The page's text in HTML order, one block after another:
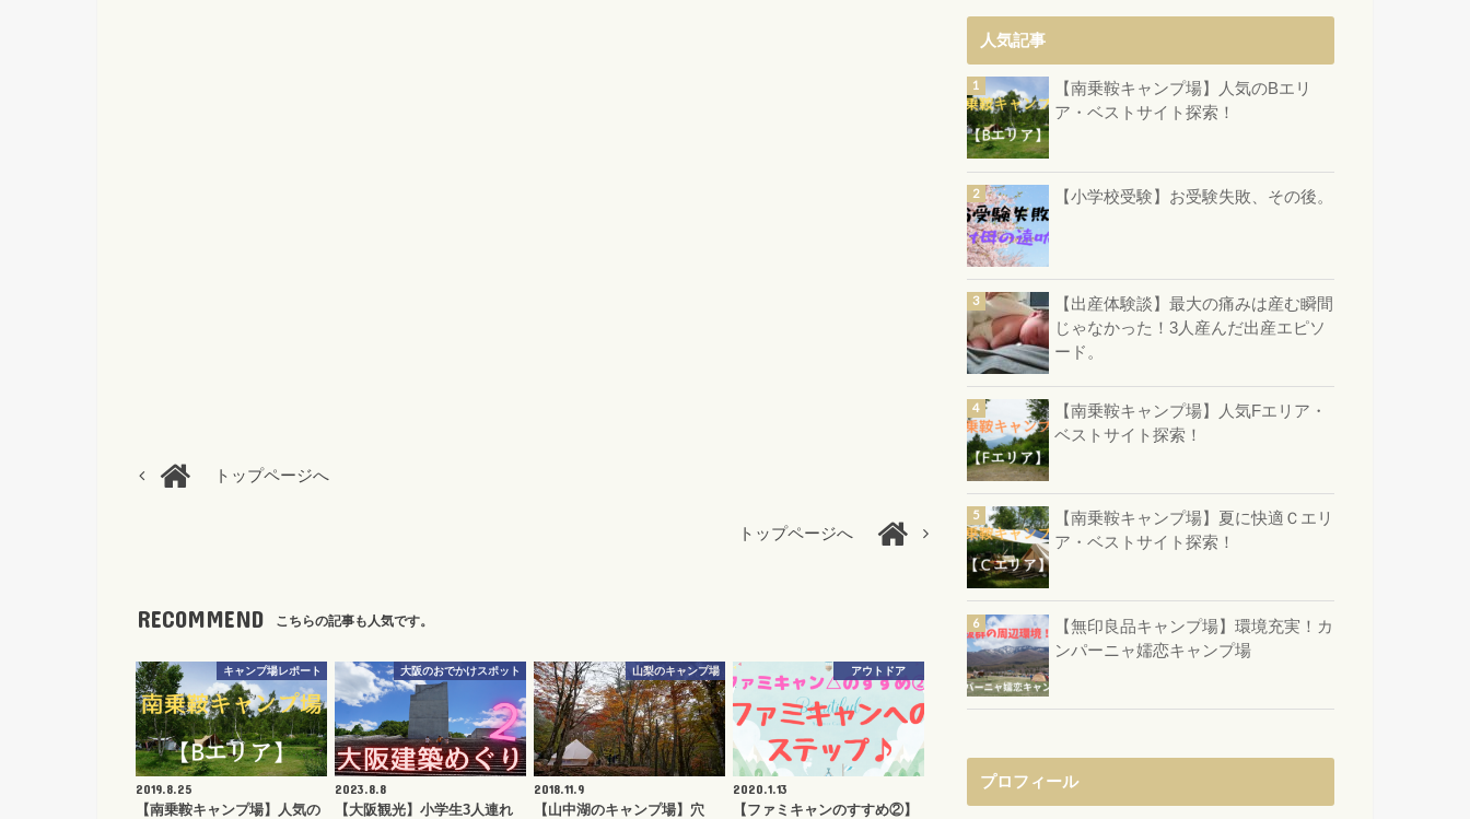
トップページへ
トップページへ
RECOMMEND こちらの記事も人気です。
キャンプ場レポート
2019.8.25
【南乗鞍キャンプ場】人気の
大阪のおでかけスポット
2023.8.8
【大阪観光】小学生3人連れ
山梨のキャンプ場
2018.11.9
【山中湖のキャンプ場】穴
アウトドア
2020.1.13
【ファミキャンのすすめ②】
人気記事
【南乗鞍キャンプ場】人気のBエリ
ア・ベストサイト探索！
【小学校受験】お受験失敗、その後。
【出産体験談】最大の痛みは産む瞬間
じゃなかった！3人産んだ出産エピソ
ード。
【南乗鞍キャンプ場】人気Fエリア・
ベストサイト探索！
【南乗鞍キャンプ場】夏に快適Ｃエリ
ア・ベストサイト探索！
【無印良品キャンプ場】環境充実！カ
ンパーニャ嬬恋キャンプ場
プロフィール